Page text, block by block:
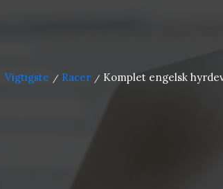
Vigtigste / Racer / Komplet engelsk